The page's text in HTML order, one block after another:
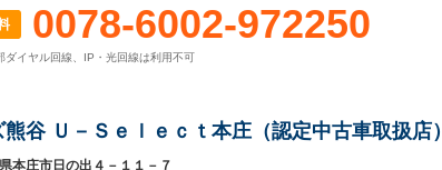
0078-6002-972250
ダイヤル回線、IP・光回線は利用不可
谷 Ｕ－Ｓｅｌｅｃｔ本庄（認定中古車取扱店）
本庄市日の出４－１１－７